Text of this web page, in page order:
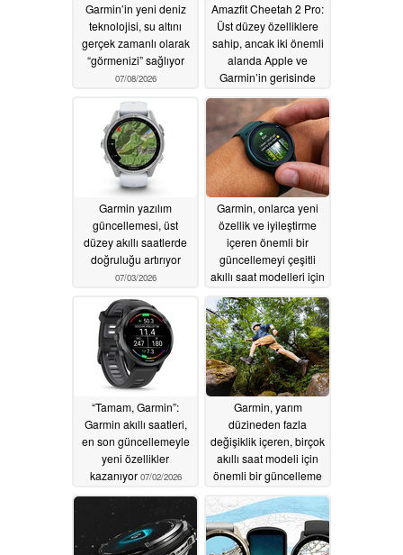
Garmin’in yeni deniz
teknolojisi, su altını
gerçek zamanlı olarak
“görmenizi” sağlıyor
07/08/2026
Amazfit Cheetah 2 Pro:
Üst düzey özelliklere
sahip, ancak iki önemli
alanda Apple ve
Garmin’in gerisinde
07/07/2026
Garmin yazılım
güncellemesi, üst
düzey akıllı saatlerde
doğruluğu artırıyor
07/03/2026
Garmin, onlarca yeni
özellik ve iyileştirme
içeren önemli bir
güncellemeyi çeşitli
akıllı saat modelleri için
07/02/2026
“Tamam, Garmin”:
Garmin akıllı saatleri,
en son güncellemeyle
yeni özellikler
kazanıyor 07/02/2026
Garmin, yarım
düzineden fazla
değişiklik içeren, birçok
akıllı saat modeli için
önemli bir güncelleme
07/02/2026